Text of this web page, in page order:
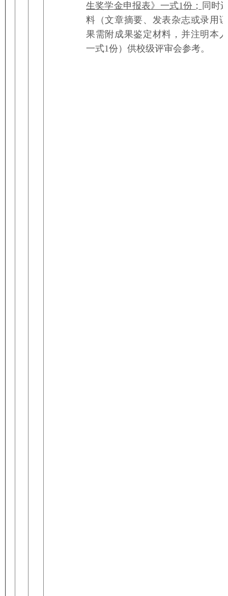
生奖学金申报表》一式1份；
同时
料（文章摘要、发表杂志或录用
果需附成果鉴定材料，并注明本
一式1份）供校级评审会参考。